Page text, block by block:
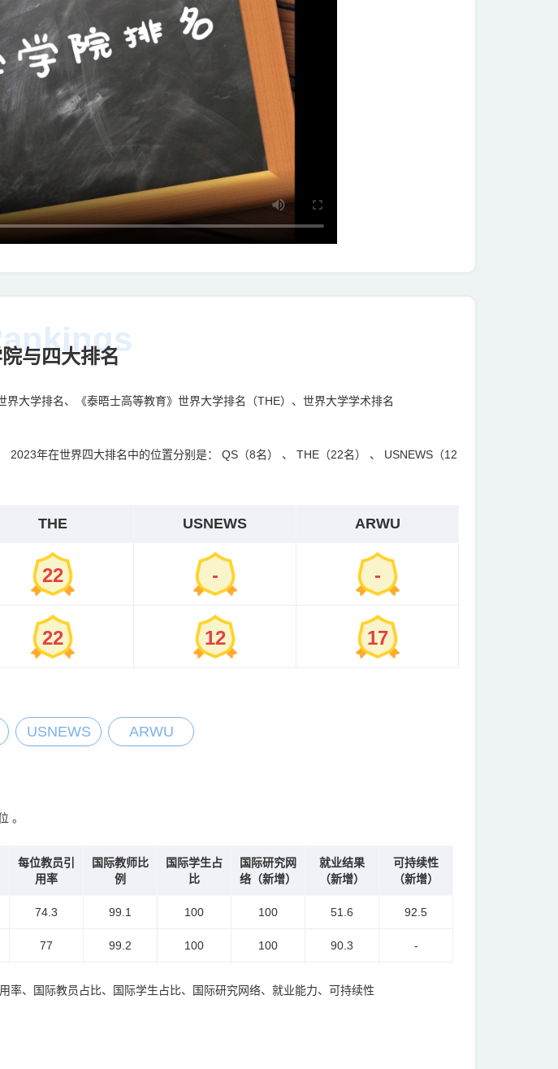
与四大排名
大学排名、《泰晤士高等教育》世界大学排名（THE）、世界大学学术排名
年在世界四大排名中的位置分别是： QS（8名） 、 THE（22名） 、 USNEWS（12
THE USNEWS ARWU
22 - -
22 12 17
USNEWS ARWU
。
每位教员引
用率
国际教师比
例
国际学生占
比
国际研究网
络（新增）
就业结果
（新增）
可持续性
（新增）
74.3 99.1 100 100 51.6 92.5
77 99.2 100 100 90.3 -
、国际教员占比、国际学生占比、国际研究网络、就业能力、可持续性